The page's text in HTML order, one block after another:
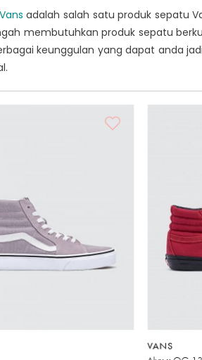
adalah salah satu produk sepatu
membutuhkan produk sepatu
keunggulan yang dapat anda